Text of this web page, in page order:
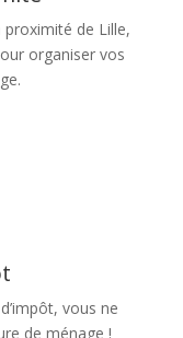
proximité de Lille,
organiser vos
vous ne
de ménage !